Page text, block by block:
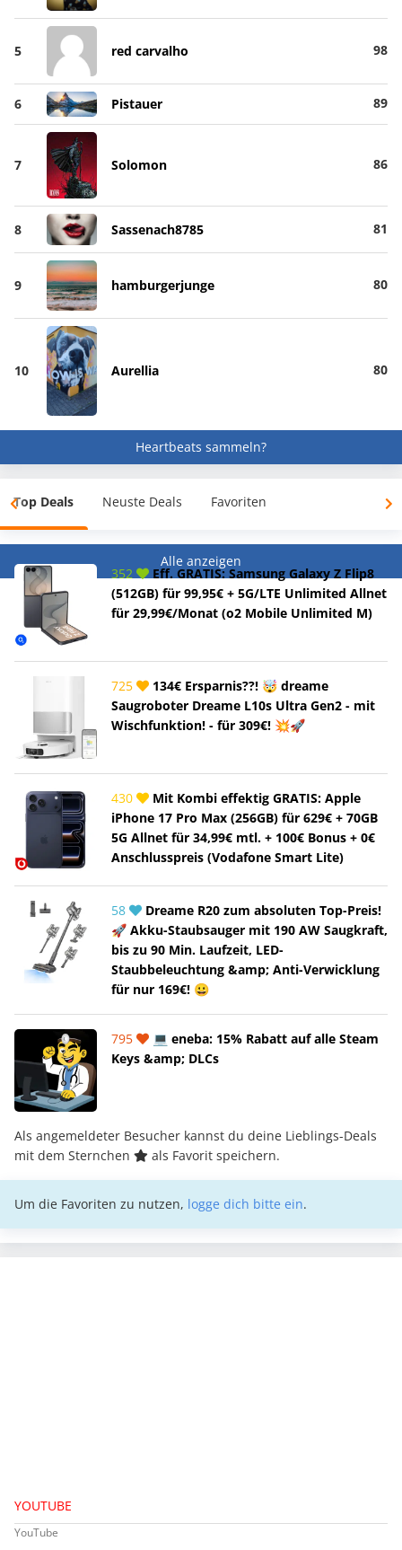
5 red carvalho 98
6 Pistauer 89
7 Solomon 86
8 Sassenach8785 81
9 hamburgerjunge 80
10 Aurellia 80
Heartbeats sammeln?
Top Deals Neuste Deals Favoriten
Alle anzeigen
352
Eff. GRATIS: Samsung Galaxy Z Flip8
(512GB) für 99,95€ + 5G/LTE Unlimited Allnet
für 29,99€/Monat (o2 Mobile Unlimited M)
725
134€ Ersparnis??! 🤯 dreame
Saugroboter Dreame L10s Ultra Gen2 - mit
Wischfunktion! - für 309€! 💥🚀
430
Mit Kombi effektig GRATIS: Apple
iPhone 17 Pro Max (256GB) für 629€ + 70GB
5G Allnet für 34,99€ mtl. + 100€ Bonus + 0€
Anschlusspreis (Vodafone Smart Lite)
58
Dreame R20 zum absoluten Top-Preis!
🚀 Akku-Staubsauger mit 190 AW Saugkraft,
bis zu 90 Min. Laufzeit, LED-
Staubbeleuchtung &amp; Anti-Verwicklung
für nur 169€! 😀
795
💻 eneba: 15% Rabatt auf alle Steam
Keys &amp; DLCs
Als angemeldeter Besucher kannst du deine Lieblings-Deals
mit dem Sternchen
als Favorit speichern.
Um die Favoriten zu nutzen, logge dich bitte ein.
YOUTUBE
YouTube